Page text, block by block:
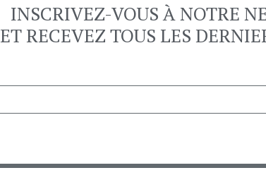
INSCRIVEZ-VOUS À NOTRE
ET RECEVEZ TOUS LES